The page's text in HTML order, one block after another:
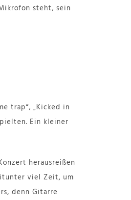
steht, sein
trap“, „Kicked in
Ein kleiner
herausreißen
viel Zeit, um
denn Gitarre